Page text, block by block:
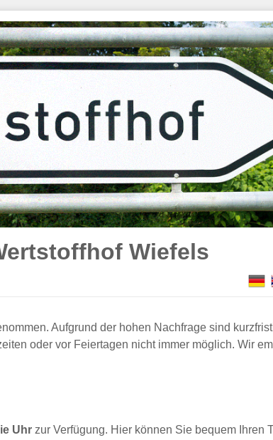
Wiefels
Aufgrund der hohen Nachfrage sind
oder vor Feiertagen nicht immer möglich. Wir
Uhrzur Verfügung. Hier können Sie bequem Ihren